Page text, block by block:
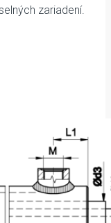
zariadení.